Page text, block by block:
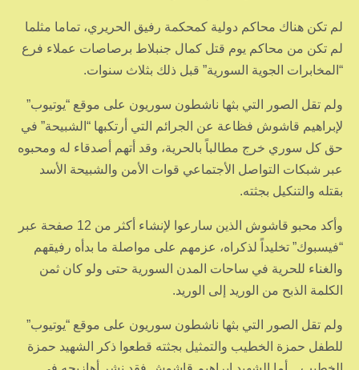
لم تكن هناك محاكم دولية كمحكمة رفيق الحريري، تماما مثلما
لم تكن من محاكم يوم قتل كمال جنبلاط برصاصات عملاء فرع
“المخابرات الجوية السورية” قبل ذلك بثلاث سنوات.
ولم تقل الصور التي بثها ناشطون سوريون على موقع “يوتيوب”
لإبراهيم قاشوش فظاعة عن الجرائم التي أرتكبها “الشبيحة” في
حق كل سوري خرج مطالباً بالحرية، وقد أتهم أصدقاء له ومحبوه
عبر شبكات التواصل الأجتماعي قوات الأمن والشبيحة الأسد
بقتله والتنكيل بجثته.
وأكد محبو قاشوش الذين سارعوا لإنشاء أكثر من 12 صفحة عبر
“فيسبوك” تخليداً لذكراه، عزمهم على مواصلة ما بدأه رفيقهم
والغناء للحرية في ساحات المدن السورية حتى ولو كان ثمن
الكلمة الذبح من الوريد إلى الوريد.
ولم تقل الصور التي بثها ناشطون سوريون على موقع “يوتيوب”
للطفل حمزة الخطيب والتمثيل بجثته قطعوا ذكر الشهيد حمزة